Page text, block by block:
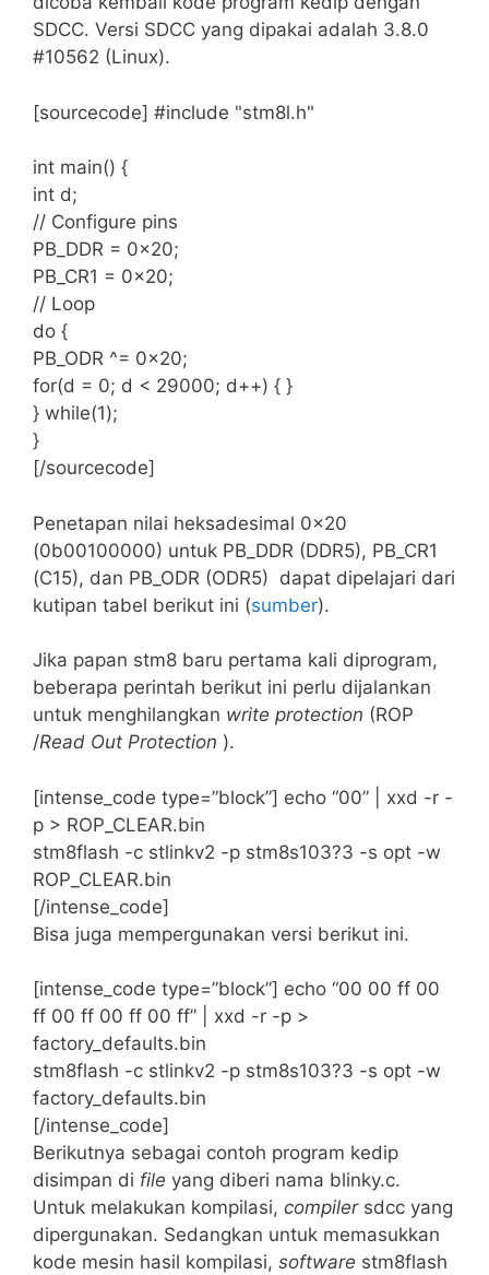
SDCC. Versi SDCC yang dipakai adalah 3.8.0
#10562 (Linux).
[sourcecode] #include "stm8l.h"
int main() {
int d;
// Configure pins
PB_DDR = 0x20;
PB_CR1 = 0x20;
// Loop
do {
PB_ODR ^= 0x20;
for(d = 0; d < 29000; d++) { }
} while(1);
}
[/sourcecode]
Penetapan nilai heksadesimal 0x20
(0b00100000) untuk PB_DDR (DDR5), PB_CR1
(C15), dan PB_ODR (ODR5) dapat dipelajari dari
kutipan tabel berikut ini (sumber).
Jika papan stm8 baru pertama kali diprogram,
beberapa perintah berikut ini perlu dijalankan
untuk menghilangkan write protection (ROP
/Read Out Protection ).
[intense_code type=”block”] echo “00” | xxd -r -
p > ROP_CLEAR.bin
stm8flash -c stlinkv2 -p stm8s103?3 -s opt -w
ROP_CLEAR.bin
[/intense_code]
Bisa juga mempergunakan versi berikut ini.
[intense_code type=”block”] echo “00 00 ff 00
ff 00 ff 00 ff 00 ff” | xxd -r -p >
factory_defaults.bin
stm8flash -c stlinkv2 -p stm8s103?3 -s opt -w
factory_defaults.bin
[/intense_code]
Berikutnya sebagai contoh program kedip
disimpan di file yang diberi nama blinky.c.
Untuk melakukan kompilasi, compilersdcc yang
dipergunakan. Sedangkan untuk memasukkan
kode mesin hasil kompilasi, software stm8flash